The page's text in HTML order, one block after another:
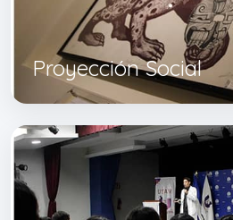
Proyección Social